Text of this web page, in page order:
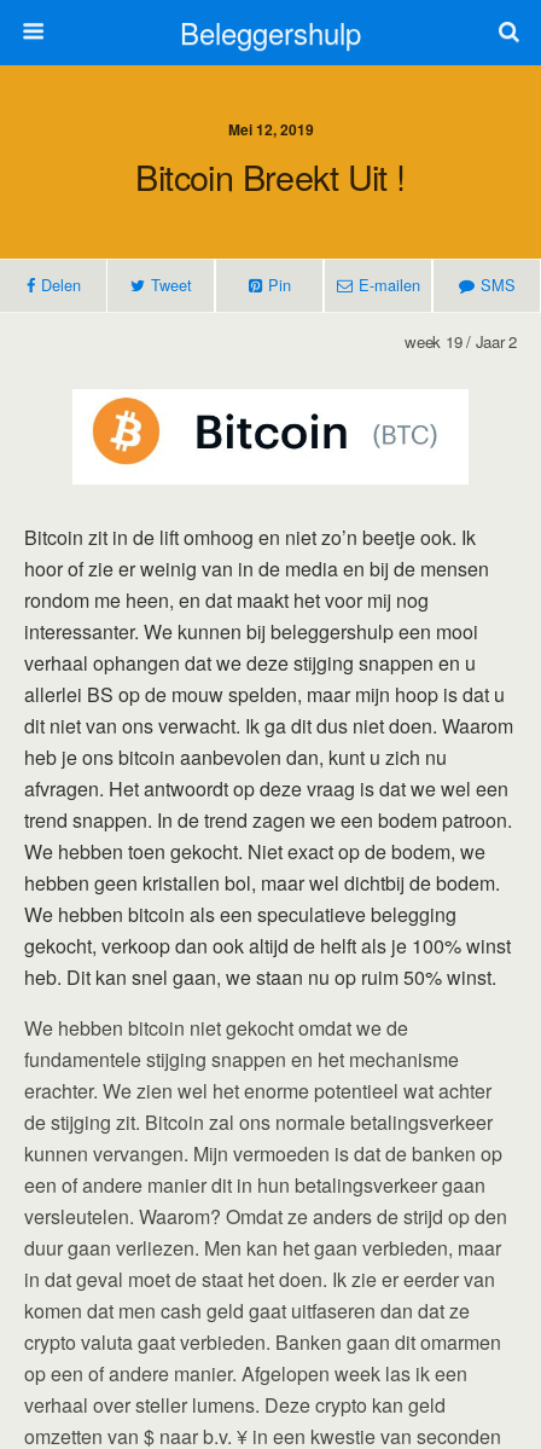
Beleggershulp
Mei 12, 2019
Bitcoin Breekt Uit !
Delen Tweet Pin E-mailen SMS
week 19 / Jaar 2
Bitcoin zit in de lift omhoog en niet zo’n beetje ook. Ik
hoor of zie er weinig van in de media en bij de mensen
rondom me heen, en dat maakt het voor mij nog
interessanter. We kunnen bij beleggershulp een mooi
verhaal ophangen dat we deze stijging snappen en u
allerlei BS op de mouw spelden, maar mijn hoop is dat u
dit niet van ons verwacht. Ik ga dit dus niet doen. Waarom
heb je ons bitcoin aanbevolen dan, kunt u zich nu
afvragen. Het antwoordt op deze vraag is dat we wel een
trend snappen. In de trend zagen we een bodem patroon.
We hebben toen gekocht. Niet exact op de bodem, we
hebben geen kristallen bol, maar wel dichtbij de bodem.
We hebben bitcoin als een speculatieve belegging
gekocht, verkoop dan ook altijd de helft als je 100% winst
heb. Dit kan snel gaan, we staan nu op ruim 50% winst.
We hebben bitcoin niet gekocht omdat we de
fundamentele stijging snappen en het mechanisme
erachter. We zien wel het enorme potentieel wat achter
de stijging zit. Bitcoin zal ons normale betalingsverkeer
kunnen vervangen. Mijn vermoeden is dat de banken op
een of andere manier dit in hun betalingsverkeer gaan
versleutelen. Waarom? Omdat ze anders de strijd op den
duur gaan verliezen. Men kan het gaan verbieden, maar
in dat geval moet de staat het doen. Ik zie er eerder van
komen dat men cash geld gaat uitfaseren dan dat ze
crypto valuta gaat verbieden. Banken gaan dit omarmen
op een of andere manier. Afgelopen week las ik een
verhaal over steller lumens. Deze crypto kan geld
omzetten van $ naar b.v. ¥ in een kwestie van seconden